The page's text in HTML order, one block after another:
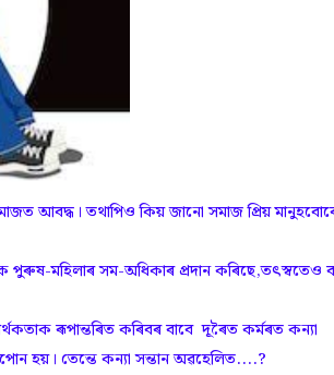
মাজত আবদ্ধ। তথাপিও কিয় জানো সমাজ প্ৰিয়
পুৰুষ-মহিলাৰ সম-অধিকাৰ প্ৰদান কৰিছে,তৎস্বতেও
ৰূপান্তৰিত কৰিবৰ বাবে দূৰৈত কৰ্মৰত কন্যা
হয়। তেন্তে কন্যা সন্তান অৱহেলিত....?